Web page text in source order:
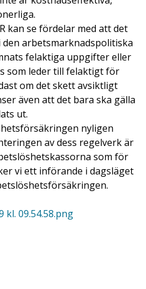
kan se fördelar med att det
arbetsmarknadspolitiska
felaktiga uppgifter eller
som leder till felaktigt för
om det skett avsiktligt
även att det bara ska gälla
ut.
nyligen
av dess regelverk är
som för
vi ett införande i dagsläget